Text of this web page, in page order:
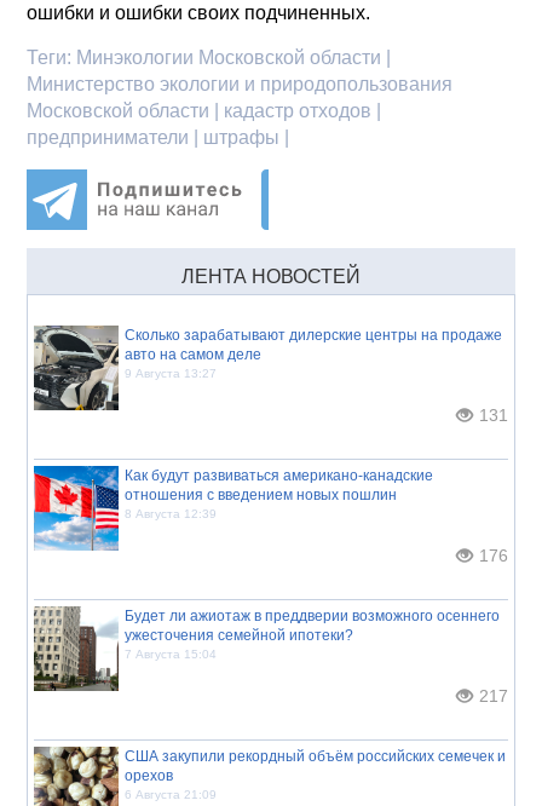
ошибки и ошибки своих подчиненных.
Теги: Минэкологии Московской области |
Министерство экологии и природопользования
Московской области | кадастр отходов |
предприниматели | штрафы |
ЛЕНТА НОВОСТЕЙ
Сколько зарабатывают дилерские центры на продаже
авто на самом деле
9 Августа 13:27
131
Как будут развиваться американо-канадские
отношения с введением новых пошлин
8 Августа 12:39
176
Будет ли ажиотаж в преддверии возможного осеннего
ужесточения семейной ипотеки?
7 Августа 15:04
217
США закупили рекордный объём российских семечек и
орехов
6 Августа 21:09